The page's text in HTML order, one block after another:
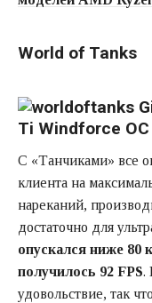
World of Tanks
С «Танчиками» все
клиента на
нареканий,
достаточно для
опускался ниже 80
получилось 92 FPS.
удовольствие, так